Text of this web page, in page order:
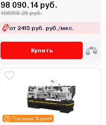
98 090.14 руб.
106918.25 руб.
от 2415 руб. руб./мес.
Купить
Под заказ 10 дней